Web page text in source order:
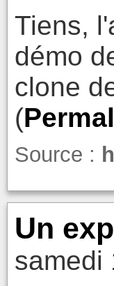
Tiens,
démo
clone
(
Source :
Un
samedi